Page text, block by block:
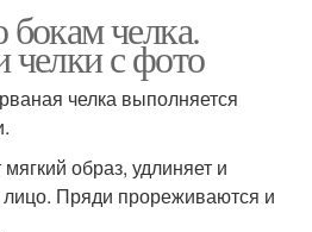
челка.
челки с фото
челка выполняется
образ, удлиняет и
лицо. Пряди прореживаются и